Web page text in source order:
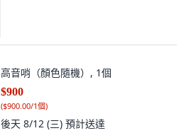
高音哨（顏色隨機）, 1個
$900
($900.00/1個)
後天 8/12 (三) 預計送達